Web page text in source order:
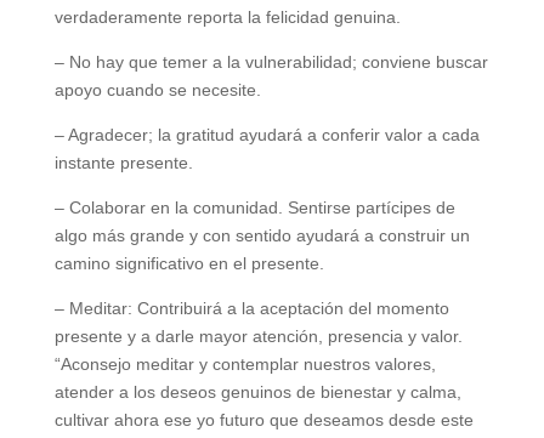
verdaderamente reporta la felicidad genuina.
– No hay que temer a la vulnerabilidad; conviene buscar
apoyo cuando se necesite.
– Agradecer; la gratitud ayudará a conferir valor a cada
instante presente.
– Colaborar en la comunidad. Sentirse partícipes de
algo más grande y con sentido ayudará a construir un
camino significativo en el presente.
– Meditar: Contribuirá a la aceptación del momento
presente y a darle mayor atención, presencia y valor.
“Aconsejo meditar y contemplar nuestros valores,
atender a los deseos genuinos de bienestar y calma,
cultivar ahora ese yo futuro que deseamos desde este